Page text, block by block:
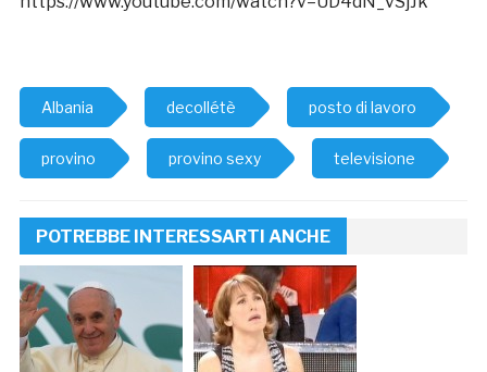
Albania decollétè posto di lavoro
provino provino sexy televisione
POTREBBE INTERESSARTI ANCHE